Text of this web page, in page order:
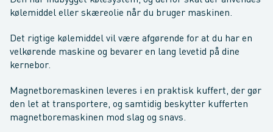
kølemiddel eller skæreolie når du bruger maskinen.
Det rigtige kølemiddel vil være afgørende for at du har en
velkørende maskine og bevarer en lang levetid på dine
kernebor.
Magnetboremaskinen leveres i en praktisk kuffert, der gør
den let at transportere, og samtidig beskytter kufferten
magnetboremaskinen mod slag og snavs.